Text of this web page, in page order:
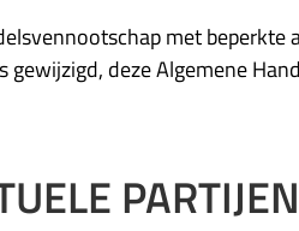
met
gewijzigd, deze Algemene
PARTIJEN